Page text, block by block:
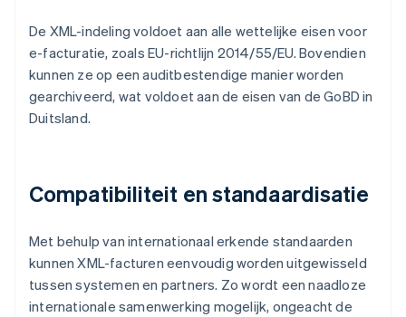
De XML-indeling voldoet aan alle wettelijke eisen voor
e-facturatie, zoals EU-richtlijn 2014/55/EU. Bovendien
kunnen ze op een auditbestendige manier worden
gearchiveerd, wat voldoet aan de eisen van de GoBD in
Duitsland.
Compatibiliteit en standaardisatie
Met behulp van internationaal erkende standaarden
kunnen XML-facturen eenvoudig worden uitgewisseld
tussen systemen en partners. Zo wordt een naadloze
internationale samenwerking mogelijk, ongeacht de